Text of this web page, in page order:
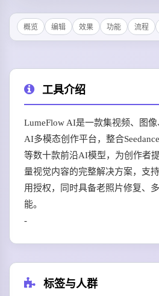
概览 编辑 效果 功能 流程
工具介绍
LumeFlow AI是一款集视频、图
AI多模态创作平台，整合
等数十款前沿AI模型，为创作者
量视觉内容的完整解决方案，支
用授权，同时具备老照片修复、
能。
-
标签与人群